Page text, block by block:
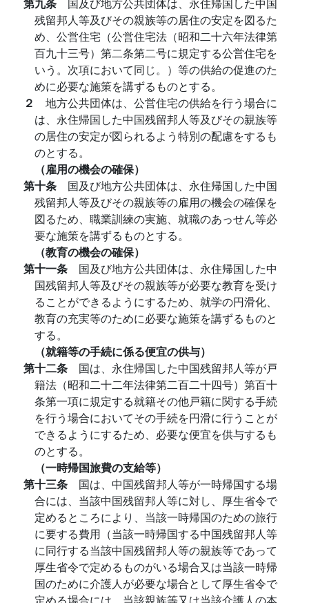
残留邦人等及びその親族等の居住の安定を図るた
め、公営住宅（公営住宅法（昭和二十六年法律第
百九十三号）第二条第二号に規定する公営住宅を
いう。次項において同じ。）等の供給の促進のた
めに必要な施策を講ずるものとする。
２ 地方公共団体は、公営住宅の供給を行う場合に
は、永住帰国した中国残留邦人等及びその親族等
の居住の安定が図られるよう特別の配慮をするも
のとする。
（雇用の機会の確保）
第十条 国及び地方公共団体は、永住帰国した中国
残留邦人等及びその親族等の雇用の機会の確保を
図るため、職業訓練の実施、就職のあっせん等必
要な施策を講ずるものとする。
（教育の機会の確保）
第十一条 国及び地方公共団体は、永住帰国した中
国残留邦人等及びその親族等が必要な教育を受け
ることができるようにするため、就学の円滑化、
教育の充実等のために必要な施策を講ずるものと
する。
（就籍等の手続に係る便宜の供与）
第十二条 国は、永住帰国した中国残留邦人等が戸
籍法（昭和二十二年法律第二百二十四号）第百十
条第一項に規定する就籍その他戸籍に関する手続
を行う場合においてその手続を円滑に行うことが
できるようにするため、必要な便宜を供与するも
のとする。
（一時帰国旅費の支給等）
第十三条 国は、中国残留邦人等が一時帰国する場
合には、当該中国残留邦人等に対し、厚生省令で
定めるところにより、当該一時帰国のための旅行
に要する費用（当該一時帰国する中国残留邦人等
に同行する当該中国残留邦人等の親族等であって
厚生省令で定めるものがいる場合又は当該一時帰
国のために介護人が必要な場合として厚生省令で